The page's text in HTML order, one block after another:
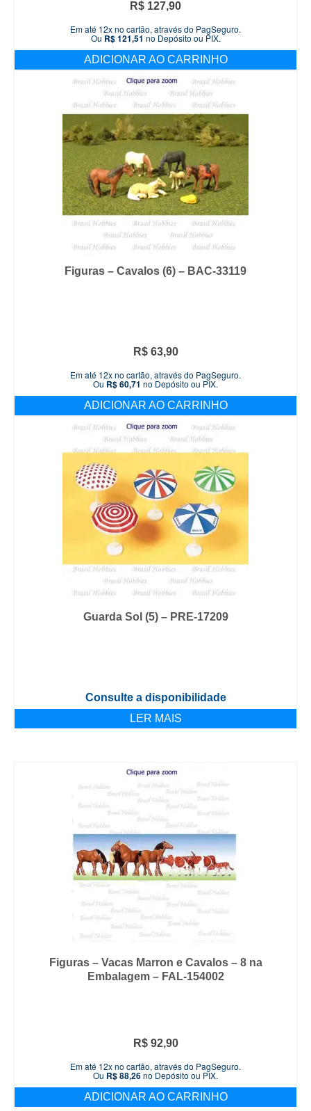
R$ 127,90
Em até 12x no cartão, através do PagSeguro.
Ou R$121,51 no Depósito ou PIX.
ADICIONAR AO CARRINHO
Figuras – Cavalos (6) – BAC-33119
R$63,90
Em até 12x no cartão, através do PagSeguro.
Ou R$60,71 no Depósito ou PIX.
ADICIONAR AO CARRINHO
Guarda Sol (5) – PRE-17209
Consulte a disponibilidade
LER MAIS
Figuras – Vacas Marron e Cavalos – 8 na
Embalagem – FAL-154002
R$92,90
Em até 12x no cartão, através do PagSeguro.
Ou R$88,26no Depósito ou PIX.
ADICIONAR AO CARRINHO